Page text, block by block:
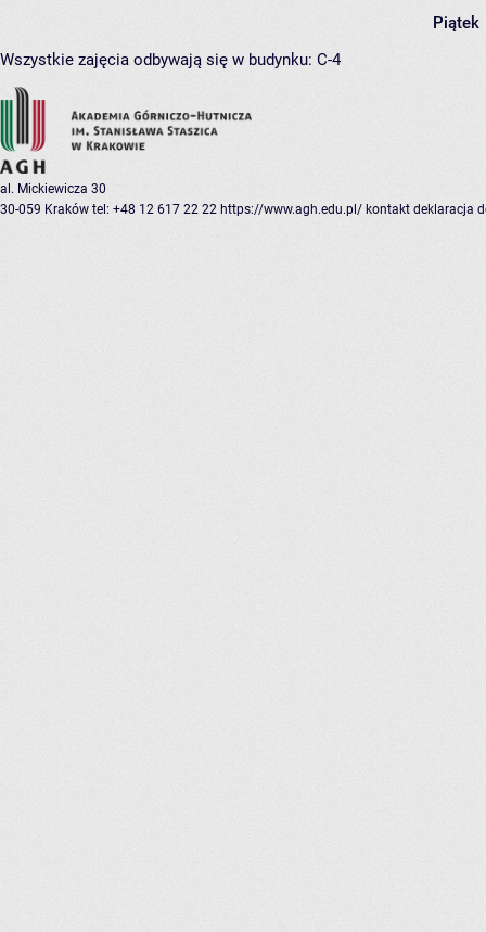
Piątek
Wszystkie zajęcia odbywają się w budynku: C-4
al. Mickiewicza 30
30-059 Kraków tel: +48 12 617 22 22 https://www.agh.edu.pl/ kontakt deklaracja